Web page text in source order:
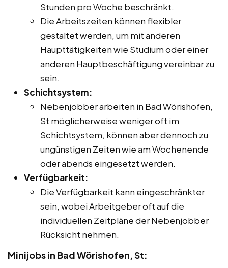
Stunden pro Woche beschränkt.
Die Arbeitszeiten können flexibler
gestaltet werden, um mit anderen
Haupttätigkeiten wie Studium oder einer
anderen Hauptbeschäftigung vereinbar zu
sein.
Schichtsystem:
Nebenjobber arbeiten in Bad Wörishofen,
St möglicherweise weniger oft im
Schichtsystem, können aber dennoch zu
ungünstigen Zeiten wie am Wochenende
oder abends eingesetzt werden.
Verfügbarkeit:
Die Verfügbarkeit kann eingeschränkter
sein, wobei Arbeitgeber oft auf die
individuellen Zeitpläne der Nebenjobber
Rücksicht nehmen.
Minijobs in Bad Wörishofen, St: